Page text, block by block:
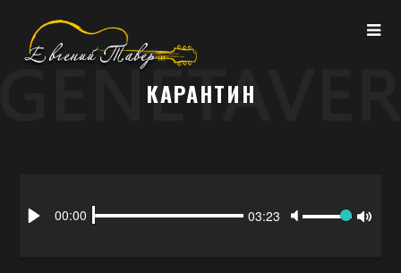
КАРАНТИН
Seek
Current
00:00 Duration
03:23 Volume